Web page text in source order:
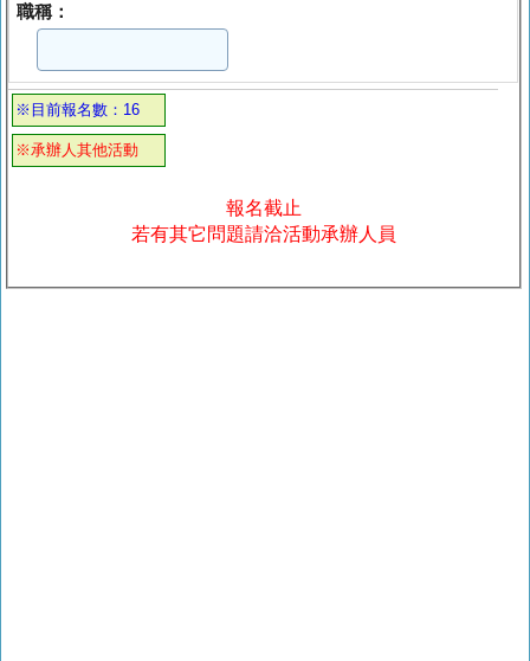
職稱：
※目前報名數：16
※承辦人其他活動
報名截止
若有其它問題請洽活動承辦人員